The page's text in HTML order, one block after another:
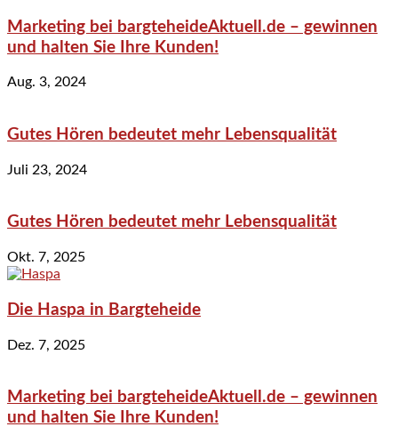
Marketing bei bargteheideAktuell.de – gewinnen
und halten Sie Ihre Kunden!
Aug. 3, 2024
Gutes Hören bedeutet mehr Lebensqualität
Juli 23, 2024
Gutes Hören bedeutet mehr Lebensqualität
Okt. 7, 2025
Die Haspa in Bargteheide
Dez. 7, 2025
Marketing bei bargteheideAktuell.de – gewinnen
und halten Sie Ihre Kunden!